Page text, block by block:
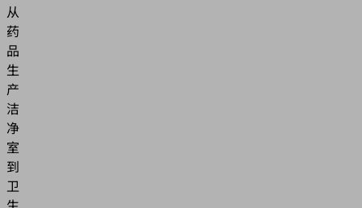
从
药
品
生
产
洁
净
室
到
卫